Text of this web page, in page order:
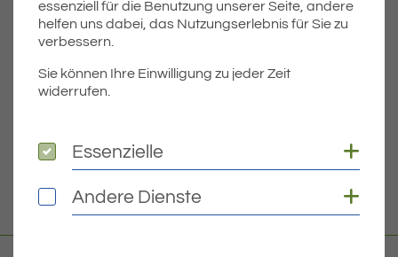
Dateiname MIBLA-KW03-2023.PDF
Dateigröße
DOWNLOAD
essenziell für die Benutzung unserer Seite, andere
helfen uns dabei, das Nutzungserlebnis für Sie zu
verbessern.
Sie können Ihre Einwilligung zu jeder Zeit
widerrufen.
Essenzielle
Essenzielle
Andere Dienste
Andere Dienste